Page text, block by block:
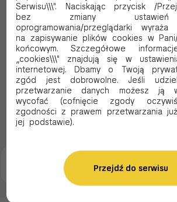
ZAPAKOWANA
INDYWIDUALNIE
Kod produktu: U1407
26.65 PLN Brutto
21.67 PLN Netto
0.13 Brutto / szt.
Dodaj do koszyka
Kod
21.53
17.50
0.09 Brutto
Serwisu\\\". Naciskając przycisk /
bez zmiany ustawień
oprogramowania/przeglądarki
na zapisywanie plików cookies w
końcowym. Szczegółowe
„cookies\\\" znajdują się w
internetowej. Dbamy o Twoją
zgód jest dobrowolne. Jeśli
przetwarzanie danych możesz ją
wycofać (cofnięcie zgody
zgodności z prawem przetwarzania
jej podstawie).
Przejdź do serwisu